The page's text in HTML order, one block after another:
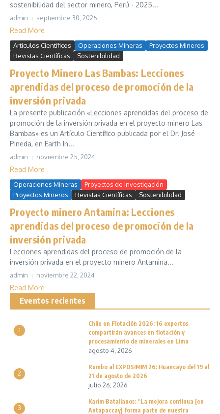
sostenibilidad del sector minero, Perú - 2025...
admin septiembre 30, 2025
Read More
Artículos Científicos Operaciones Mineras
Proyectos Mineros
Revistas Científicas
Sostenibilidad
Proyecto Minero Las Bambas: Lecciones
aprendidas del proceso de promoción de la
inversión privada
La presente publicación «Lecciones aprendidas del proceso de
promoción de la inversión privada en el proyecto minero Las
Bambas» es un Artículo Científico publicada por el Dr. José
Pineda, en Earth In...
admin noviembre 25, 2024
Read More
Operaciones Mineras
Proyectos de Investigación
Proyectos Mineros
Revistas Científicas Sostenibilidad
Proyecto minero Antamina: Lecciones
aprendidas del proceso de promoción de la
inversión privada
Lecciones aprendidas del proceso de promoción de la
inversión privada en el proyecto minero Antamina...
admin noviembre 22, 2024
Read More
Eventos recientes
1
Chile en Flotación 2026: 16 expertos
compartirán avances en flotación y
procesamiento de minerales en Lima
agosto 4, 2026
2
Rumbo al EXPOSIMIM 26: Huancayo del 19 al
21 de agosto de 2026
julio 26, 2026
3
Karim Batallanos: “La mejora continua [en
Antapaccay] forma parte de nuestra